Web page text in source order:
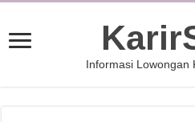
Informasi Lowongan